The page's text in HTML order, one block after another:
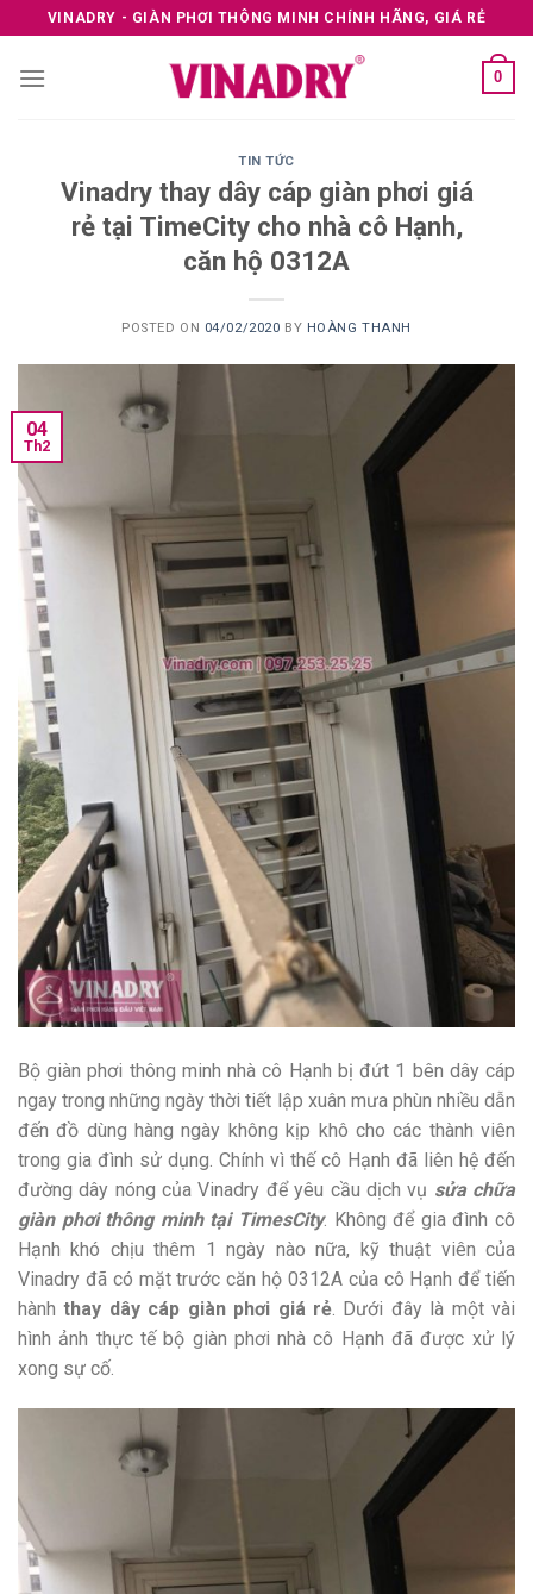
to
content
VINADRY - GIÀN PHƠI THÔNG MINH CHÍNH HÃNG, GIÁ RẺ
0
TIN TỨC
Vinadry thay dây cáp giàn phơi giá
rẻ tại TimeCity cho nhà cô Hạnh,
căn hộ 0312A
POSTED ON 04/02/2020 BY HOÀNG THANH
04
Th2
Bộ giàn phơi thông minh nhà cô Hạnh bị đứt 1 bên dây cáp
ngay trong những ngày thời tiết lập xuân mưa phùn nhiều dẫn
đến đồ dùng hàng ngày không kịp khô cho các thành viên
trong gia đình sử dụng. Chính vì thế cô Hạnh đã liên hệ đến
đường dây nóng của Vinadry để yêu cầu dịch vụ sửa chữa
giàn phơi thông minh tại TimesCity. Không để gia đình cô
Hạnh khó chịu thêm 1 ngày nào nữa, kỹ thuật viên của
Vinadry đã có mặt trước căn hộ 0312A của cô Hạnh để tiến
hànhthay dây cáp giàn phơi giá rẻ. Dưới đây là một vài
hình ảnh thực tế bộ giàn phơi nhà cô Hạnh đã được xử lý
xong sự cố.